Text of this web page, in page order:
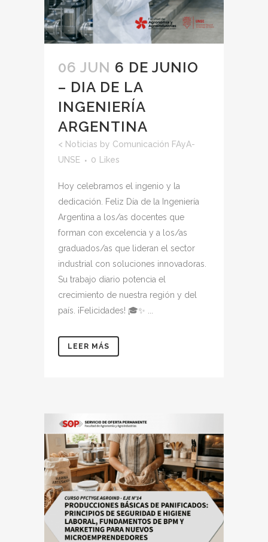
06 JUN 6 DE JUNIO
– DIA DE LA
INGENIERÍA
ARGENTINA
< Noticias by Comunicación FAyA-
UNSE
0 Likes
Hoy celebramos el ingenio y la
dedicación. Feliz Día de la Ingeniería
Argentina a los/as docentes que
forman con excelencia y a los/as
graduados/as que lideran el sector
industrial con soluciones innovadoras.
Su trabajo diario potencia el
crecimiento de nuestra región y del
país. ¡Felicidades! 🎓✨ ...
LEER MÁS